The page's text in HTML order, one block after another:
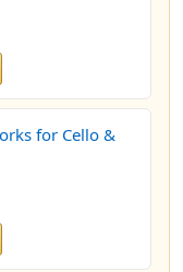
for Cello &